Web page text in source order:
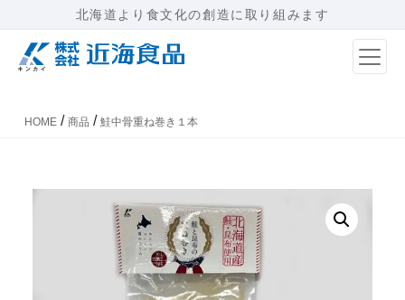
北海道より食文化の創造に取り組みます
メインナビゲーション
HOME / 商品 / 鮭中骨重ね巻き１本